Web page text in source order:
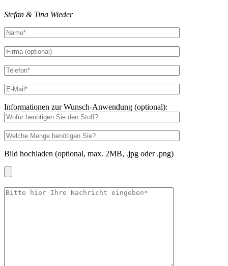
Stefan & Tina Wieder
Informationen zur Wunsch-Anwendung (optional):
Bild hochladen (optional, max. 2MB, .jpg oder .png)